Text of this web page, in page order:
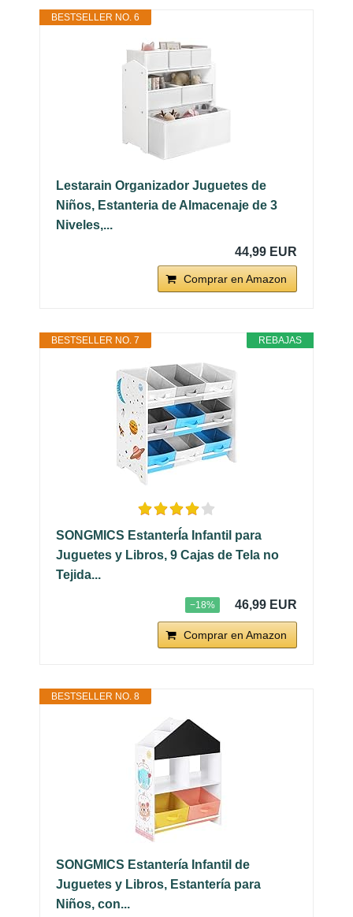
BESTSELLER NO. 6
Lestarain Organizador Juguetes de
Niños, Estanteria de Almacenaje de 3
Niveles,...
44,99 EUR
Comprar en Amazon
REBAJAS
BESTSELLER NO. 7
SONGMICS EstanterÍa Infantil para
Juguetes y Libros, 9 Cajas de Tela no
Tejida...
−18% 46,99 EUR
Comprar en Amazon
BESTSELLER NO. 8
SONGMICS Estantería Infantil de
Juguetes y Libros, Estantería para
Niños, con...